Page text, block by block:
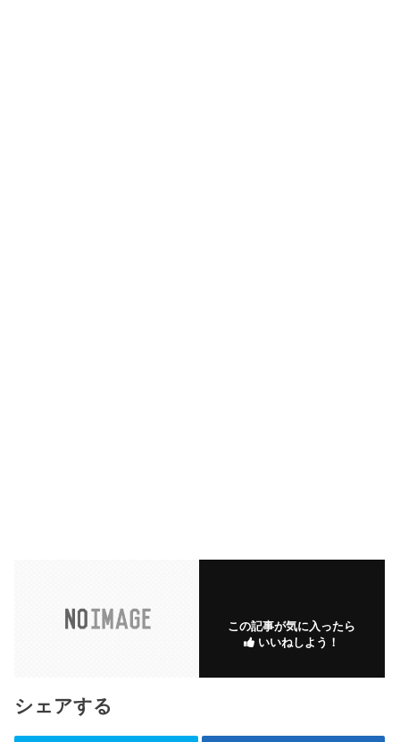
この記事が気に入ったら
いいねしよう！
シェアする